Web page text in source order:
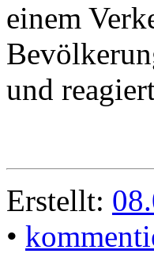
einem
und
Erstellt:
•